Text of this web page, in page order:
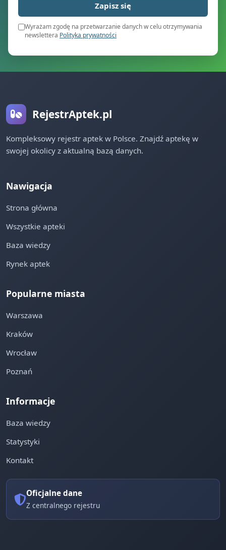
Zapisz się
Wyrażam zgodę na przetwarzanie danych w celu otrzymywania
newslettera Polityka prywatności
RejestrAptek.pl
Kompleksowy rejestr aptek w Polsce. Znajdź aptekę w
swojej okolicy z aktualną bazą danych.
Nawigacja
Strona główna
Wszystkie apteki
Baza wiedzy
Rynek aptek
Popularne miasta
Warszawa
Kraków
Wrocław
Poznań
Informacje
Baza wiedzy
Statystyki
Kontakt
Oficjalne dane
Z centralnego rejestru